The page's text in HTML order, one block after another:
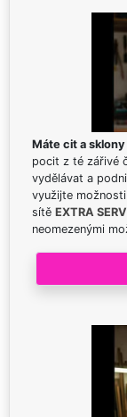
Máte cit a
pocit z té zářivé
vydělávat a
využijte
sítě EXTRA
neomezenými